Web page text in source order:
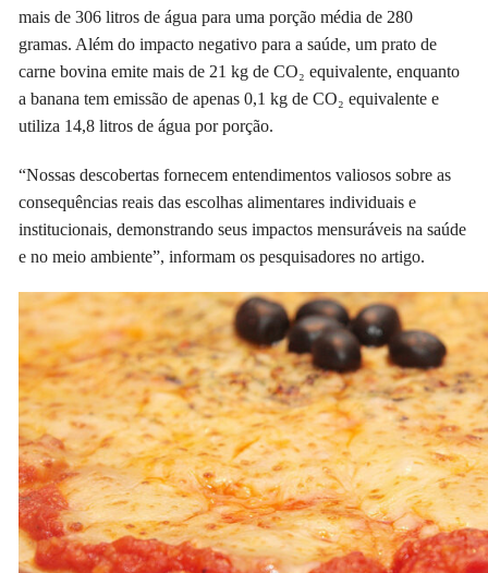
mais de 306 litros de água para uma porção média de 280
gramas. Além do impacto negativo para a saúde, um prato de
carne bovina emite mais de 21 kg de CO₂ equivalente, enquanto
a banana tem emissão de apenas 0,1 kg de CO₂ equivalente e
utiliza 14,8 litros de água por porção.
“Nossas descobertas fornecem entendimentos valiosos sobre as
consequências reais das escolhas alimentares individuais e
institucionais, demonstrando seus impactos mensuráveis na saúde
e no meio ambiente”, informam os pesquisadores no artigo.